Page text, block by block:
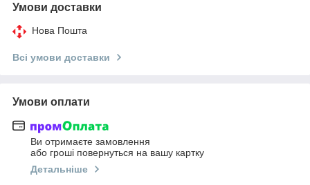
Умови доставки
Нова Пошта
Всі умови доставки
Умови оплати
Ви отримаєте замовлення
або гроші повернуться на вашу картку
Детальніше